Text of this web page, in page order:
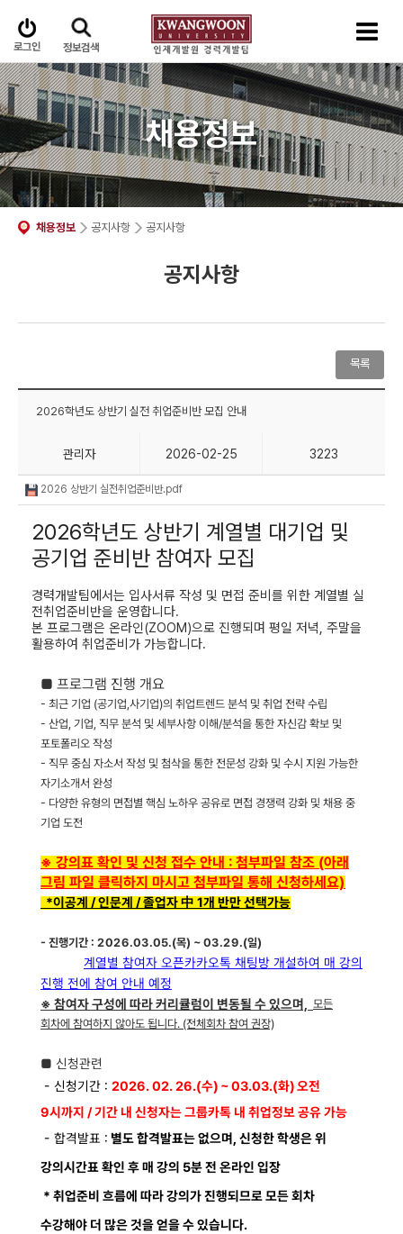
로그인 정보검색
채용정보
채용정보 공지사항 공지사항
공지사항
목록
2026학년도 상반기 실전 취업준비반 모집 안내
관리자 2026-02-25 3223
2026 상반기 실전취업준비반.pdf
2026학년도 상반기 계열별 대기업 및
공기업 준비반 참여자 모집
경력개발팀에서는 입사서류 작성 및 면접 준비를 위한 계열별 실
전취업준비반을 운영합니다.
본 프로그램은 온라인(ZOOM)으로 진행되며 평일 저녁, 주말을
활용하여 취업준비가 가능합니다.
■ 프로그램 진행개요
- 최근 기업 (공기업,사기업)의 취업트렌드 분석 및 취업 전략 수립
- 산업, 기업, 직무 분석 및 세부사항 이해/분석을 통한 자신감 확보 및
포토폴리오 작성
- 직무 중심 자소서 작성 및 첨삭을 통한 전문성 강화 및 수시 지원 가능한
자기소개서 완성
- 다양한 유형의 면접별 핵심 노하우 공유로 면접 경쟁력 강화 및 채용 중
기업 도전
※ 강의표 확인 및 신청 접수 안내 : 첨부파일 참조 (아래
그림 파일 클릭하지 마시고 첨부파일 통해 신청하세요)
*이공계 / 인문계 / 졸업자 中 1개 반만 선택가능
- 진행기간: 2026.03.05.(목) ~ 03.29.(일)
계열별 참여자 오픈카카오톡 채팅방 개설하여 매 강의
진행 전에 참여 안내 예정
※ 참여자 구성에 따라 커리큘럼이 변동될 수 있으며,모든
회차에 참여하지 않아도 됩니다. (전체회차 참여 권장)
■ 신청관련
- 신청기간 :2026. 02. 26.(수) ~ 03.03.(화) 오전
9시까지 / 기간 내 신청자는 그룹카톡 내 취업정보 공유 가능
- 합격발표 : 별도 합격발표는 없으며, 신청한 학생은 위
강의시간표 확인 후 매 강의 5분 전 온라인 입장
* 취업준비 흐름에 따라 강의가 진행되므로 모든 회차
수강해야 더 많은 것을 얻을 수 있습니다.